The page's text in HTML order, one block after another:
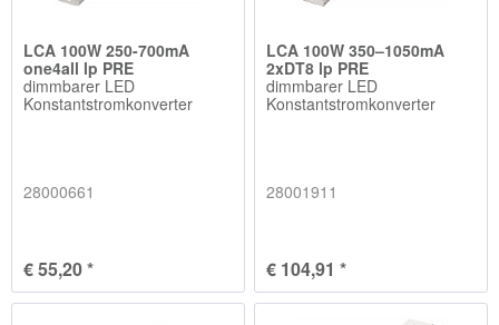
LCA 100W 250-700mA
one4all lp PRE
dimmbarer LED
Konstantstromkonverter
28000661
€ 55,20 *
LCA 100W 350–1050mA
2xDT8 lp PRE
dimmbarer LED
Konstantstromkonverter
28001911
€ 104,91 *